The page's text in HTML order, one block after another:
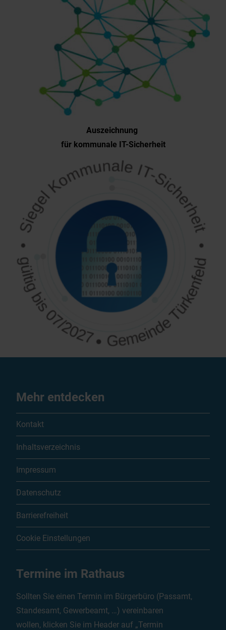
Auszeichnung
für kommunale IT-Sicherheit
Mehr entdecken
Kontakt
Inhaltsverzeichnis
Impressum
Datenschutz
Barrierefreiheit
Cookie Einstellungen
Termine im Rathaus
Sollten Sie einen Termin im Bürgerbüro (Passamt,
Standesamt, Gewerbeamt, …) vereinbaren
wollen, klicken Sie im Header auf „Termin